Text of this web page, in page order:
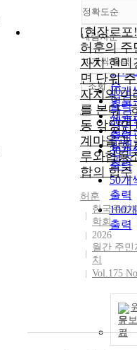
정확도순
정확
순
인기
순
연도
제목
저자
발행
관순
내림차순
내림
10개씩 출력
10개
출력
20개
출력
30개
출력
50개
출력
100
출력
조회
[현장르포!
허훈의 주
자치 현미
면 단위
자치의 미
를 본다 -
동 악양면
계마을과
루와협동
합의 합주
허훈
한국주민
학회
2026
월간 주민
치
Vol.175
문보
기